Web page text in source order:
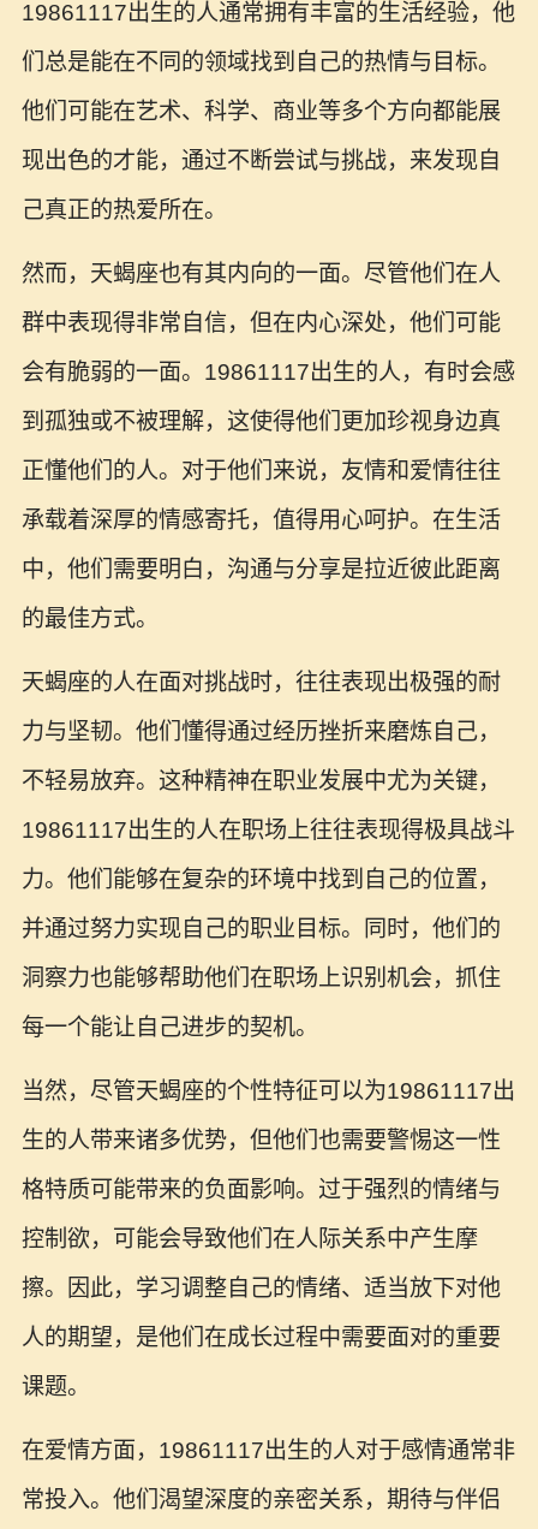
19861117出生的人通常拥有丰富的生活经验，他
们总是能在不同的领域找到自己的热情与目标。
他们可能在艺术、科学、商业等多个方向都能展
现出色的才能，通过不断尝试与挑战，来发现自
己真正的热爱所在。
然而，天蝎座也有其内向的一面。尽管他们在人
群中表现得非常自信，但在内心深处，他们可能
会有脆弱的一面。19861117出生的人，有时会感
到孤独或不被理解，这使得他们更加珍视身边真
正懂他们的人。对于他们来说，友情和爱情往往
承载着深厚的情感寄托，值得用心呵护。在生活
中，他们需要明白，沟通与分享是拉近彼此距离
的最佳方式。
天蝎座的人在面对挑战时，往往表现出极强的耐
力与坚韧。他们懂得通过经历挫折来磨炼自己，
不轻易放弃。这种精神在职业发展中尤为关键，
19861117出生的人在职场上往往表现得极具战斗
力。他们能够在复杂的环境中找到自己的位置，
并通过努力实现自己的职业目标。同时，他们的
洞察力也能够帮助他们在职场上识别机会，抓住
每一个能让自己进步的契机。
当然，尽管天蝎座的个性特征可以为19861117出
生的人带来诸多优势，但他们也需要警惕这一性
格特质可能带来的负面影响。过于强烈的情绪与
控制欲，可能会导致他们在人际关系中产生摩
擦。因此，学习调整自己的情绪、适当放下对他
人的期望，是他们在成长过程中需要面对的重要
课题。
在爱情方面，19861117出生的人对于感情通常非
常投入。他们渴望深度的亲密关系，期待与伴侣